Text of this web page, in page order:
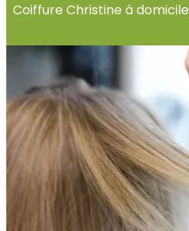
Coiffure Christine à domicile